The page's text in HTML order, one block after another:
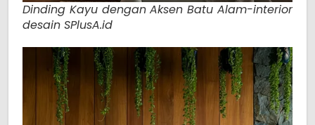
Dinding Kayu dengan Aksen Batu Alam-interior
desain SPlusA.id